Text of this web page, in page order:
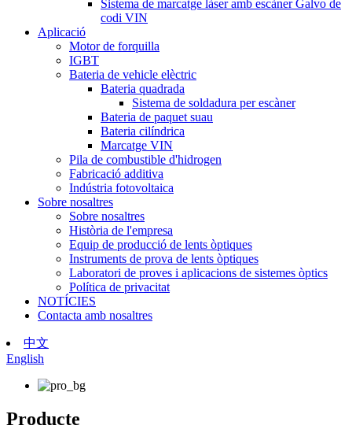
Sistema de marcatge làser amb escàner Galvo de
codi VIN
Aplicació
Motor de forquilla
IGBT
Bateria de vehicle elèctric
Bateria quadrada
Sistema de soldadura per escàner
Bateria de paquet suau
Bateria cilíndrica
Marcatge VIN
Pila de combustible d'hidrogen
Fabricació additiva
Indústria fotovoltaica
Sobre nosaltres
Sobre nosaltres
Història de l'empresa
Equip de producció de lents òptiques
Instruments de prova de lents òptiques
Laboratori de proves i aplicacions de sistemes òptics
Política de privacitat
NOTÍCIES
Contacta amb nosaltres
中文
English
Producte